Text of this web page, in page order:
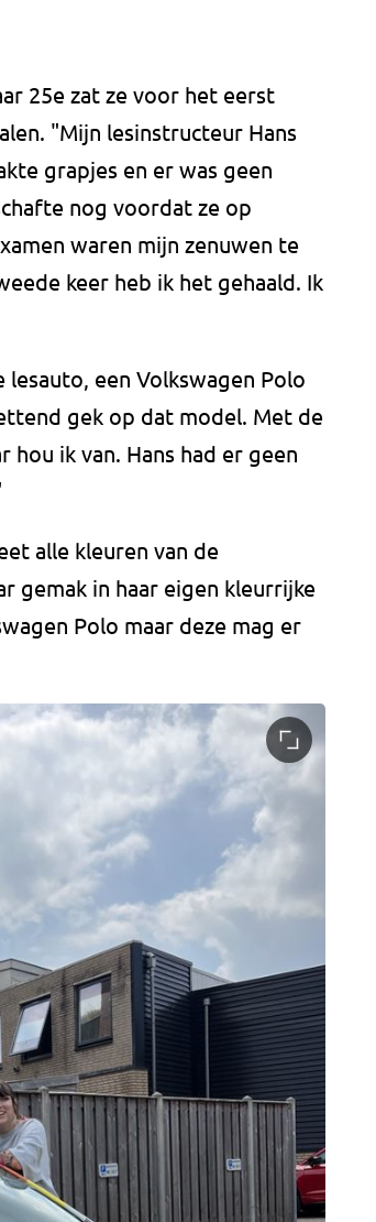
25e zat ze voor het eerst
"Mijn lesinstructeur Hans
grapjes en er was geen
nog voordat ze op
waren mijn zenuwen te
keer heb ik het gehaald. Ik
een Volkswagen Polo
gek op dat model. Met de
hou ik van. Hans had er geen
alle kleuren van de
gemak in haar eigen kleurrijke
Polo maar deze mag er